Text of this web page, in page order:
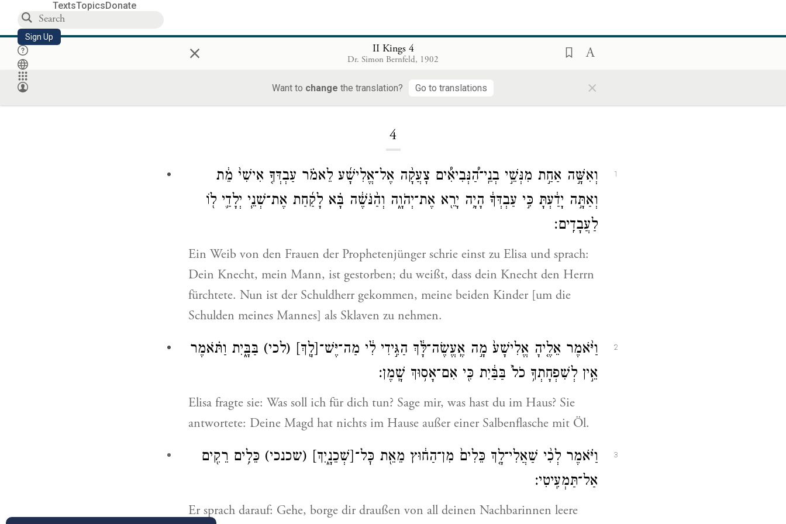
TextsTopicsDonate
Sign Up × II Kings 4
Dr. Simon Bernfeld, 1902
Want to change the translation? Go to translations ×
4
1
וְאִשָּׁ֣ה אַחַ֣ת מִנְּשֵׁ֣י בְנֵֽי־הַ֠נְּבִיאִ֠ים צָעֲקָ֨ה אֶל־אֱלִישָׁ֜ע לֵאמֹ֗ר עַבְדְּךָ֤ אִישִׁי֙ מֵ֔ת
וְאַתָּ֣ה יָדַ֔עְתָּ כִּ֣י עַבְדְּךָ֔ הָיָ֥ה יָרֵ֖א אֶת־יְהֹוָ֑ה וְהַ֨נֹּשֶׁ֔ה בָּ֗א לָקַ֜חַת אֶת־שְׁנֵ֧י יְלָדַ֛י ל֖וֹ
לַעֲבָדִֽים׃
Ein Weib von den Frauen der Prophetenjünger schrie einst zu Elisa und sprach:
Dein Knecht, mein Mann, ist gestorben; du weißt, dass dein Knecht den Herrn
fürchtete. Nun ist der Schuldherr gekommen, meine beiden Kinder [um die
Schulden meines Mannes] als Sklaven zu nehmen.
2 וַיֹּ֨אמֶר אֵלֶ֤יהָ אֱלִישָׁע֙ מָ֣ה אֶֽעֱשֶׂה־לָּ֔ךְ הַגִּ֣ידִי לִ֔י מַה־יֶּשׁ־[לָ֖ךְ] (לכי) בַּבָּ֑יִת וַתֹּ֗אמֶר
אֵ֣ין לְשִׁפְחָתְךָ֥ כֹל֙ בַּבַּ֔יִת כִּ֖י אִם־אָס֥וּךְ שָֽׁמֶן׃
Elisa fragte sie: Was soll ich für dich tun? Sage mir, was hast du im Haus? Sie
antwortete: Deine Magd hat nichts im Hause außer einer Salbenflasche mit Öl.
3 וַיֹּ֗אמֶר לְכִ֨י שַׁאֲלִי־לָ֤ךְ כֵּלִים֙ מִן־הַח֔וּץ מֵאֵ֖ת כׇּל־[שְׁכֵנָ֑יִךְ] (שכנכי) כֵּלִ֥ים רֵקִ֖ים
אַל־תַּמְעִֽיטִי׃
Er sprach darauf: Gehe, borge dir draußen von all deinen Nachbarinnen leere